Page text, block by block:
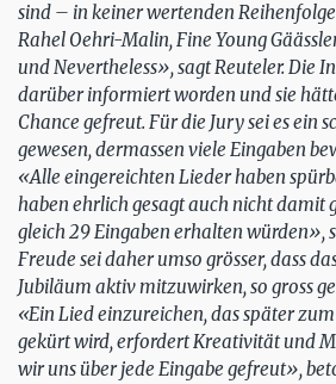
sind – in keiner wertenden
Rahel Oehri-Malin, Fine Young
und Nevertheless», sagt Reuteler. Die
darüber informiert worden und sie
Chance gefreut. Für die Jury sei es ein
gewesen, dermassen viele Eingaben
«Alle eingereichten Lieder haben
haben ehrlich gesagt auch nicht damit
gleich 29 Eingaben erhalten würden»,
Freude sei daher umso grösser, dass
Jubiläum aktiv mitzuwirken, so gross
«Ein Lied einzureichen, das später
gekürt wird, erfordert Kreativität und
wir uns über jede Eingabe gefreut»,